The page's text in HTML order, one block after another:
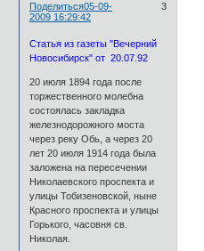
Поделиться 3
05-09-
2009 16:29:42
Статья из газеты "Вечерний
Новосибирск" от 20.07.92
20 июля 1894 года после
торжественного молебна
состоялась закладка
железнодорожного моста
через реку Обь, а через 20
лет 20 июля 1914 года была
заложена на пересечении
Николаевского проспекта и
улицы Тобизеновской, ныне
Красного проспекта и улицы
Горького, часовня св.
Николая.